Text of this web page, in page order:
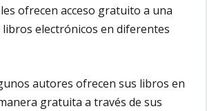
ofrecen acceso gratuito a una
libros electrónicos en diferentes
autores ofrecen sus libros en
gratuita a través de sus